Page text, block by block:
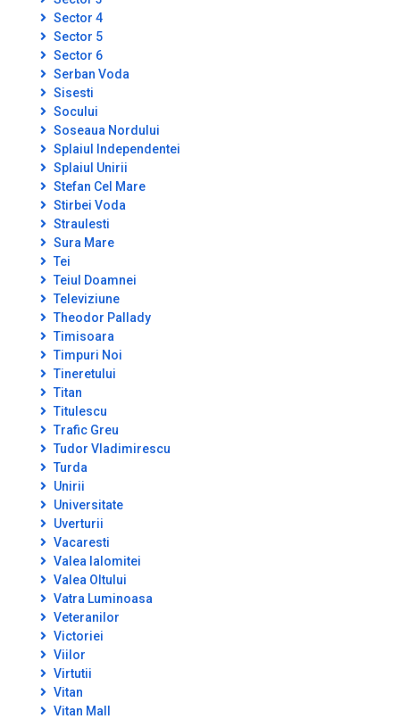
Sector 4
Sector 5
Sector 6
Serban Voda
Sisesti
Socului
Soseaua Nordului
Splaiul Independentei
Splaiul Unirii
Stefan Cel Mare
Stirbei Voda
Straulesti
Sura Mare
Tei
Teiul Doamnei
Televiziune
Theodor Pallady
Timisoara
Timpuri Noi
Tineretului
Titan
Titulescu
Trafic Greu
Tudor Vladimirescu
Turda
Unirii
Universitate
Uverturii
Vacaresti
Valea Ialomitei
Valea Oltului
Vatra Luminoasa
Veteranilor
Victoriei
Viilor
Virtutii
Vitan
Vitan Mall